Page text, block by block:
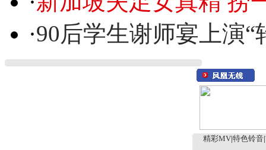
·90后学生谢师宴上演“
精彩MV 特色铃音